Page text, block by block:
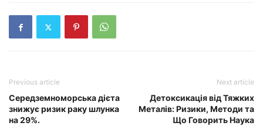
Previous article
Середземноморська дієта
знижує ризик раку шлунка
на 29%.
Next article
Детоксикація від Тяжких
Металів: Ризики, Методи та
Що Говорить Наука